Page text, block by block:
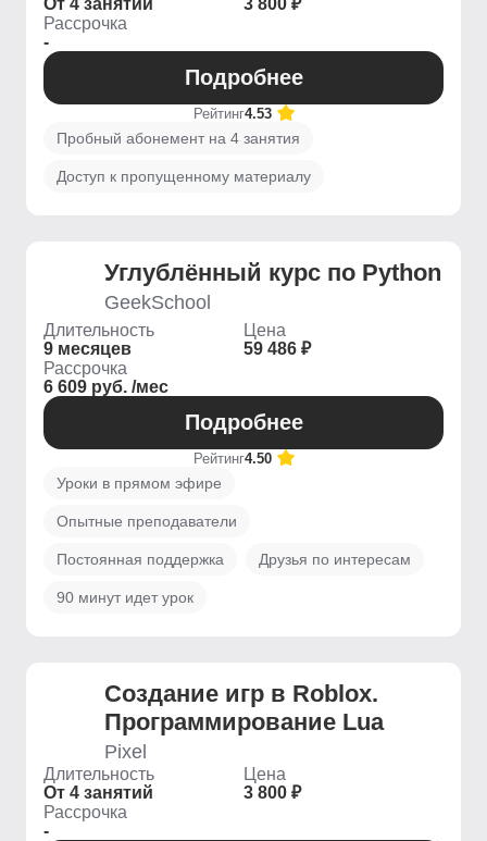
От 4 занятий
3 800 ₽
Рассрочка
-
Подробнее
Рейтинг4.53
Пробный абонемент на 4 занятия
Доступ к пропущенному материалу
Углублённый курс по Python
GeekSchool
Длительность
9 месяцев
Цена
59 486 ₽
Рассрочка
6 609 руб. /мес
Подробнее
Рейтинг4.50
Уроки в прямом эфире
Опытные преподаватели
Постоянная поддержка Друзья по интересам
90 минут идет урок
Создание игр в Roblox.
Программирование Lua
Pixel
Длительность
От 4 занятий
Цена
3 800 ₽
Рассрочка
-